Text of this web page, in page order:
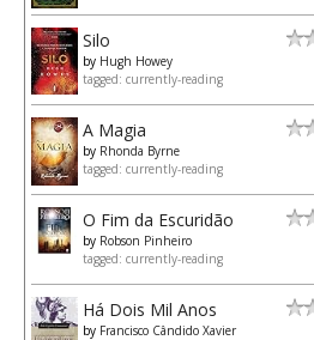
Silo
by Hugh Howey
tagged: currently-reading
A Magia
by Rhonda Byrne
tagged: currently-reading
O Fim da Escuridão
by Robson Pinheiro
tagged: currently-reading
Há Dois Mil Anos
by Francisco Cândido Xavier